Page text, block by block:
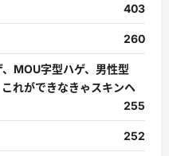
403
260
、MOU字型ハゲ、男性型
れができなきゃスキンヘ
255
252